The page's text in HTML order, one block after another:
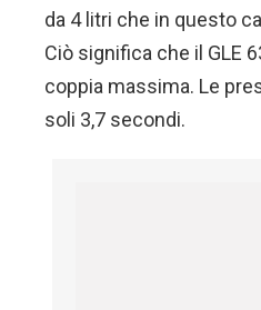
da 4 litri che in questo
Ciò significa che il GLE
coppia massima. Le
soli 3,7 secondi.